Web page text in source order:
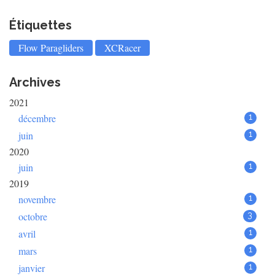
Étiquettes
Flow Paragliders XCRacer
Archives
2021
décembre
1
juin 1
2020
juin
1
2019
novembre
1
octobre 3
avril 1
mars 1
janvier 1